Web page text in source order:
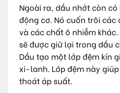
Ngoài ra, dầu nhớt còn
động cơ. Nó cuốn trôi
và các chất ô nhiễm
sẽ được giữ lại trong dầu
Dầu tạo một lớp đệm kín
xi-lanh. Lớp đệm này
thoát áp suất.